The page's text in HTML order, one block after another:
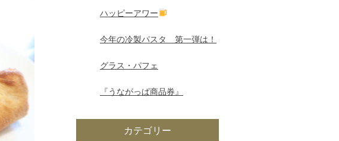
ハッピーアワー
今年の冷製パスタ 第一弾は！
グラス・パフェ
『うながっぱ商品券』
カテゴリー